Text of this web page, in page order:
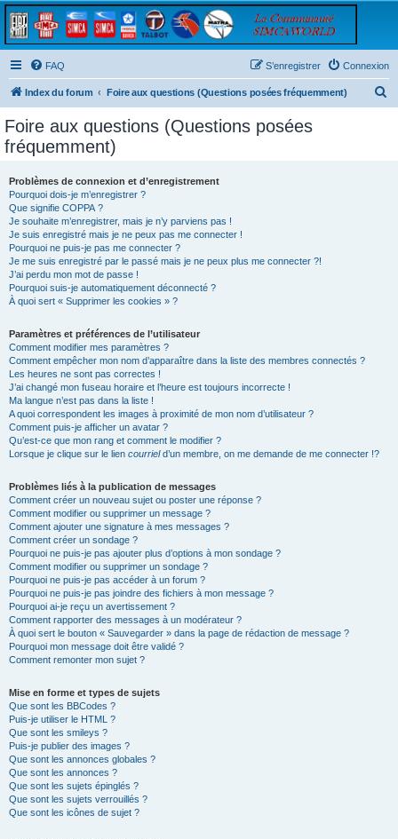
FAQ Connexion
S’enregistrer
Index du forum Foire aux questions (Questions posées fréquemment)
Foire aux questions (Questions posées
fréquemment)
Problèmes de connexion et d’enregistrement
Pourquoi dois-je m’enregistrer ?
Que signifie COPPA ?
Je souhaite m’enregistrer, mais je n’y parviens pas !
Je suis enregistré mais je ne peux pas me connecter !
Pourquoi ne puis-je pas me connecter ?
Je me suis enregistré par le passé mais je ne peux plus me connecter ?!
J’ai perdu mon mot de passe !
Pourquoi suis-je automatiquement déconnecté ?
À quoi sert « Supprimer les cookies » ?
Paramètres et préférences de l’utilisateur
Comment modifier mes paramètres ?
Comment empêcher mon nom d’apparaître dans la liste des membres connectés ?
Les heures ne sont pas correctes !
J’ai changé mon fuseau horaire et l’heure est toujours incorrecte !
Ma langue n’est pas dans la liste !
A quoi correspondent les images à proximité de mon nom d’utilisateur ?
Comment puis-je afficher un avatar ?
Qu’est-ce que mon rang et comment le modifier ?
Lorsque je clique sur le lien courrield’un membre, on me demande de me connecter !?
Problèmes liés à la publication de messages
Comment créer un nouveau sujet ou poster une réponse ?
Comment modifier ou supprimer un message ?
Comment ajouter une signature à mes messages ?
Comment créer un sondage ?
Pourquoi ne puis-je pas ajouter plus d’options à mon sondage ?
Comment modifier ou supprimer un sondage ?
Pourquoi ne puis-je pas accéder à un forum ?
Pourquoi ne puis-je pas joindre des fichiers à mon message ?
Pourquoi ai-je reçu un avertissement ?
Comment rapporter des messages à un modérateur ?
À quoi sert le bouton « Sauvegarder » dans la page de rédaction de message ?
Pourquoi mon message doit être validé ?
Comment remonter mon sujet ?
Mise en forme et types de sujets
Que sont les BBCodes ?
Puis-je utiliser le HTML ?
Que sont les smileys ?
Puis-je publier des images ?
Que sont les annonces globales ?
Que sont les annonces ?
Que sont les sujets épinglés ?
Que sont les sujets verrouillés ?
Que sont les icônes de sujet ?